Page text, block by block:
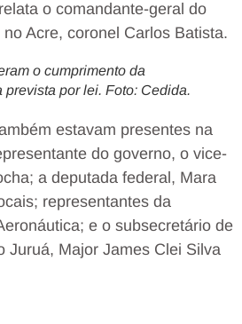
o comandante-geral do
Acre, coronel Carlos Batista.
o cumprimento da
prevista por lei. Foto: Cedida.
estavam presentes na
do governo, o vice-
a deputada federal, Mara
representantes da
e o subsecretário de
Juruá, Major James Clei Silva